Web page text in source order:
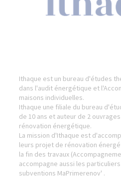
Ithaque est un bureau d'études
dans l'audit énergétique et
maisons individuelles.
Ithaque une filiale du bureau
de 10 ans et auteur de 2
rénovation énergétique.
La mission d'Ithaque est
leurs projet de rénovation
la fin des travaux
accompagne aussi les
subventions MaPrimerenov' .